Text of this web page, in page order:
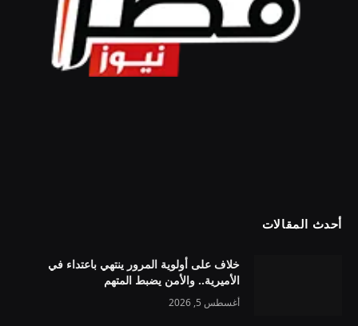
أحدث المقالات
خلاف على أولوية المرور ينتهي باعتداء في
الأميرية.. والأمن يضبط المتهم
أغسطس 5, 2026